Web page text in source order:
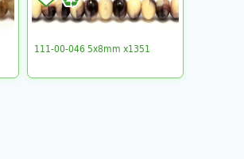
111-00-046 5x8mm x1351